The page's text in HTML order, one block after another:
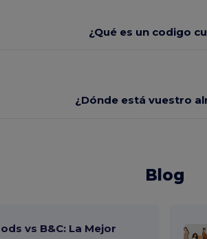
¿Qué es un codigo
¿Dónde está vuestro
Blog
vs B&C: La Mejor